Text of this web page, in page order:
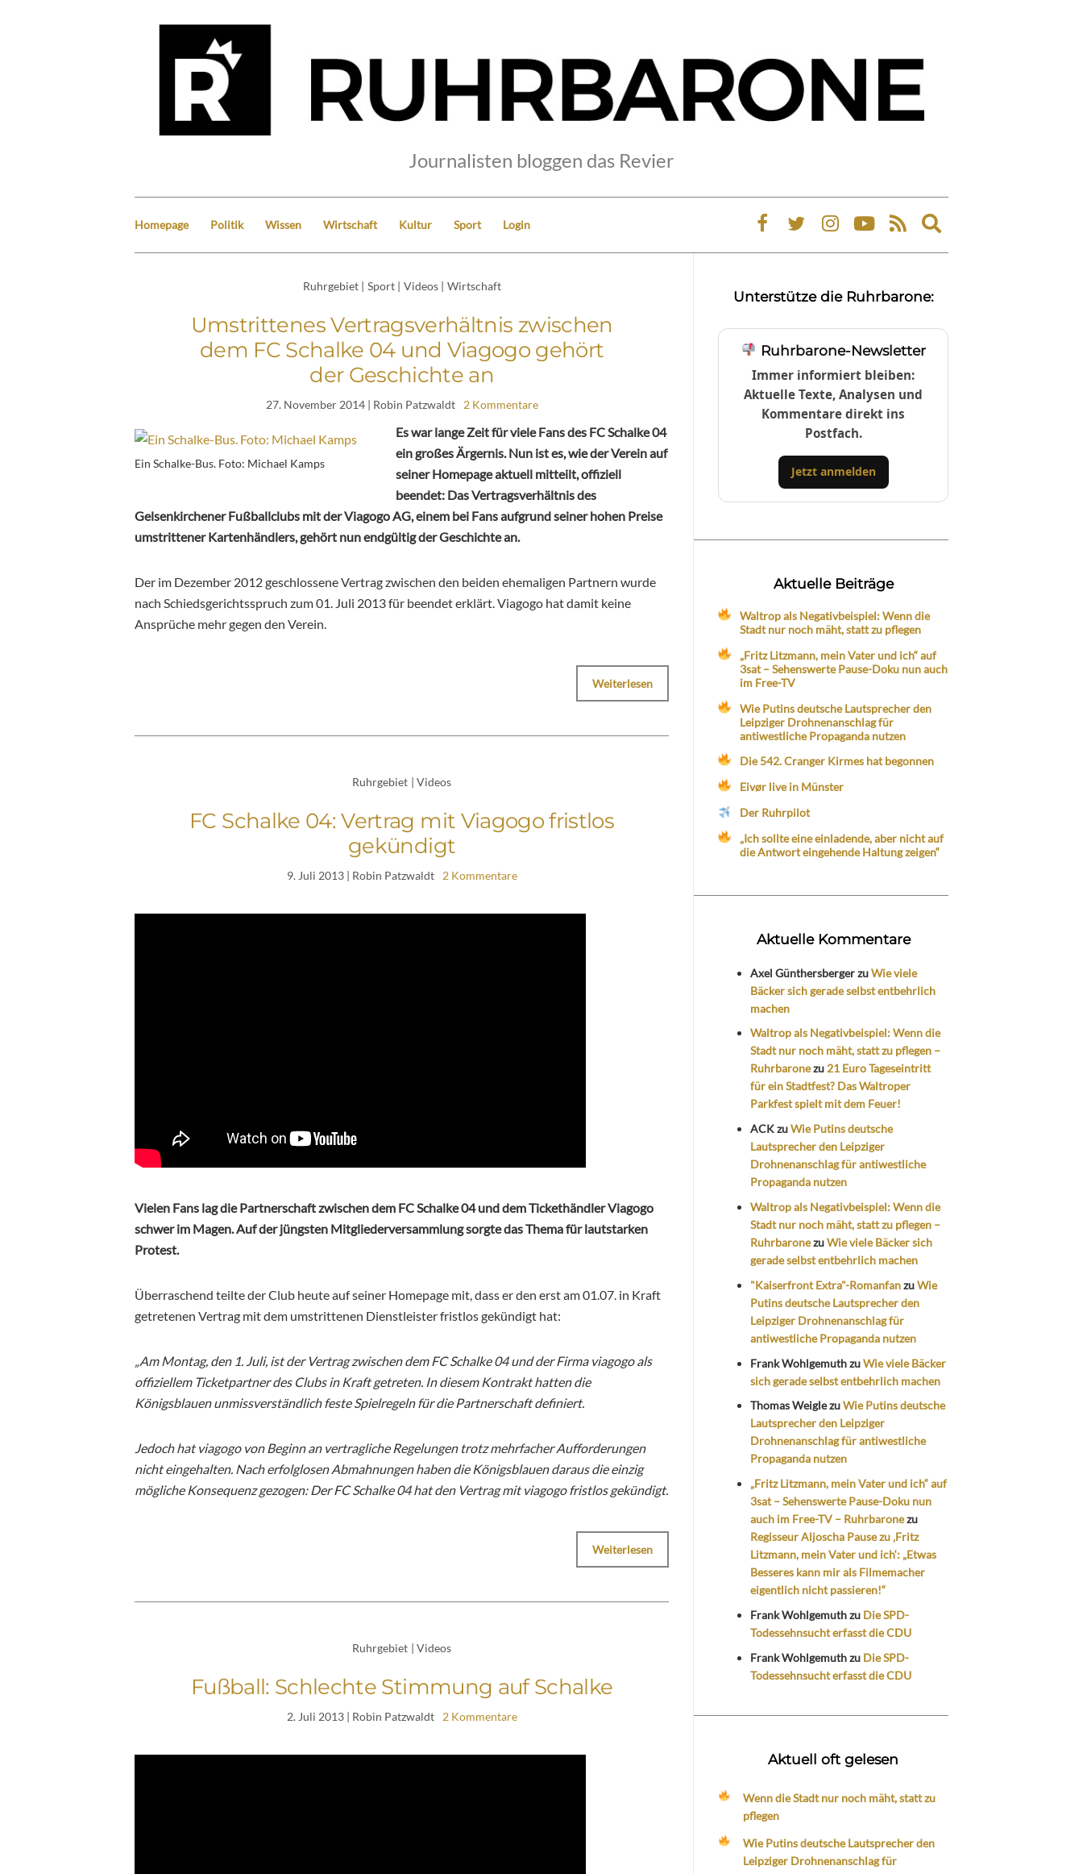
Journalisten bloggen das Revier
Homepage Politik Wissen Wirtschaft Kultur Sport Login
Expand
search
Ruhrgebiet | Sport | Videos | Wirtschaft
Umstrittenes Vertragsverhältnis zwischen
dem FC Schalke 04 und Viagogo gehört
der Geschichte an
27. November 2014| Robin Patzwaldt 2 Kommentare
Ein Schalke-Bus. Foto: Michael Kamps
Es war lange Zeit für viele Fans des FC Schalke 04
ein großes Ärgernis. Nun ist es, wie der Verein auf
seiner Homepage aktuell mitteilt, offiziell
beendet: Das Vertragsverhältnis des
Gelsenkirchener Fußballclubs mit der Viagogo AG, einem bei Fans aufgrund seiner hohen Preise
umstrittener Kartenhändlers, gehört nun endgültig der Geschichte an.
Der im Dezember 2012 geschlossene Vertrag zwischen den beiden ehemaligen Partnern wurde
nach Schiedsgerichtsspruch zum 01. Juli 2013 für beendet erklärt. Viagogo hat damit keine
Ansprüche mehr gegen den Verein.
Weiterlesen
Ruhrgebiet | Videos
FC Schalke 04: Vertrag mit Viagogo fristlos
gekündigt
9. Juli 2013| Robin Patzwaldt 2 Kommentare
Vielen Fans lag die Partnerschaft zwischen dem FC Schalke 04 und dem Tickethändler Viagogo
schwer im Magen. Auf der jüngsten Mitgliederversammlung sorgte das Thema für lautstarken
Protest.
Überraschend teilte der Club heute auf seiner Homepage mit, dass er den erst am 01.07. in Kraft
getretenen Vertrag mit dem umstrittenen Dienstleister fristlos gekündigt hat:
„Am Montag, den 1. Juli, ist der Vertrag zwischen dem FC Schalke 04 und der Firma viagogo als
offiziellem Ticketpartner des Clubs in Kraft getreten. In diesem Kontrakt hatten die
Königsblauen unmissverständlich feste Spielregeln für die Partnerschaft definiert.
Jedoch hat viagogo von Beginn an vertragliche Regelungen trotz mehrfacher Aufforderungen
nicht eingehalten. Nach erfolglosen Abmahnungen haben die Königsblauen daraus die einzig
mögliche Konsequenz gezogen: Der FC Schalke 04 hat den Vertrag mit viagogo fristlos gekündigt.
Weiterlesen
Ruhrgebiet | Videos
Fußball: Schlechte Stimmung auf Schalke
2. Juli 2013| Robin Patzwaldt 2 Kommentare
Unterstütze die Ruhrbarone:
Ruhrbarone-Newsletter
Immer informiert bleiben:
Aktuelle Texte, Analysen und
Kommentare direkt ins
Postfach.
Jetzt anmelden
Aktuelle Beiträge
Waltrop als Negativbeispiel: Wenn die
Stadt nur noch mäht, statt zu pflegen
„Fritz Litzmann, mein Vater und ich“ auf
3sat – Sehenswerte Pause-Doku nun auch
im Free-TV
Wie Putins deutsche Lautsprecher den
Leipziger Drohnenanschlag für
antiwestliche Propaganda nutzen
Die 542. Cranger Kirmes hat begonnen
Eivør live in Münster
Der Ruhrpilot
„Ich sollte eine einladende, aber nicht auf
die Antwort eingehende Haltung zeigen“
Aktuelle Kommentare
Axel GünthersbergerzuWie viele
Bäcker sich gerade selbst entbehrlich
machen
Waltrop als Negativbeispiel: Wenn die
Stadt nur noch mäht, statt zu pflegen –
Ruhrbaronezu 21 Euro Tageseintritt
für ein Stadtfest? Das Waltroper
Parkfest spielt mit dem Feuer!
ACKzuWie Putins deutsche
Lautsprecher den Leipziger
Drohnenanschlag für antiwestliche
Propaganda nutzen
Waltrop als Negativbeispiel: Wenn die
Stadt nur noch mäht, statt zu pflegen –
RuhrbaronezuWie viele Bäcker sich
gerade selbst entbehrlich machen
"Kaiserfront Extra"-RomanfanzuWie
Putins deutsche Lautsprecher den
Leipziger Drohnenanschlag für
antiwestliche Propaganda nutzen
Frank WohlgemuthzuWie viele Bäcker
sich gerade selbst entbehrlich machen
Thomas WeiglezuWie Putins deutsche
Lautsprecher den Leipziger
Drohnenanschlag für antiwestliche
Propaganda nutzen
„Fritz Litzmann, mein Vater und ich“ auf
3sat – Sehenswerte Pause-Doku nun
auch im Free-TV – Ruhrbaronezu
Regisseur Aljoscha Pause zu ‚Fritz
Litzmann, mein Vater und ich‘: „Etwas
Besseres kann mir als Filmemacher
eigentlich nicht passieren!“
Frank Wohlgemuthzu Die SPD-
Todessehnsucht erfasst die CDU
Frank Wohlgemuthzu Die SPD-
Todessehnsucht erfasst die CDU
Aktuell oft gelesen
Wenn die Stadt nur noch mäht, statt zu
pflegen
Wie Putins deutsche Lautsprecher den
Leipziger Drohnenanschlag für